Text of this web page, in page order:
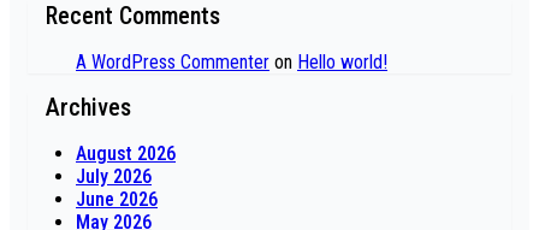
Recent Comments
A WordPress Commenter on Hello world!
Archives
August 2026
July 2026
June 2026
May 2026